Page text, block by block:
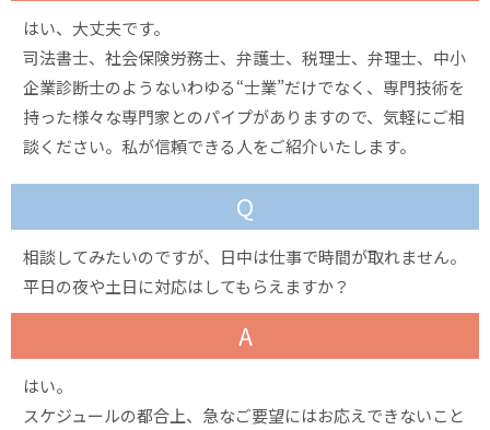
はい、大丈夫です。
司法書士、社会保険労務士、弁護士、税理士、弁理士、中小
企業診断士のようないわゆる“士業”だけでなく、専門技術を
持った様々な専門家とのパイプがありますので、気軽にご相
談ください。私が信頼できる人をご紹介いたします。
Q
相談してみたいのですが、日中は仕事で時間が取れません。
平日の夜や土日に対応はしてもらえますか？
A
はい。
スケジュールの都合上、急なご要望にはお応えできないこと